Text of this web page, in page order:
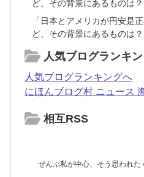
ど、その背景にあるものは
「日本とアメリカが円安是
ど、その背景にあるものは
人気ブログランキ
人気ブログランキングへ
にほんブログ村 ニュース
相互RSS
ぜんぶ私が中心、そう思われた